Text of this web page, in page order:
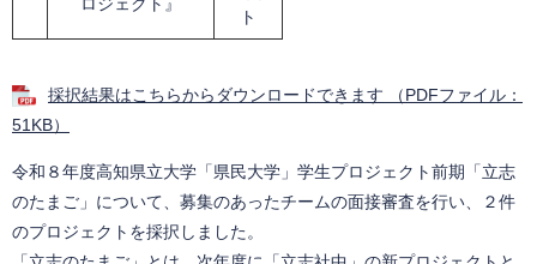
ト
採択結果はこちらからダウンロードできます （PDFファイル：
51KB）
令和８年度高知県立大学「県民大学」学生プロジェクト前期「立志
のたまご」について、募集のあったチームの面接審査を行い、２件
のプロジェクトを採択しました。